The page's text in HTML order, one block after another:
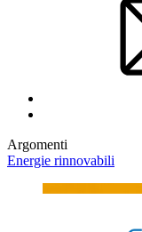
Argomenti
Energie rinnovabili